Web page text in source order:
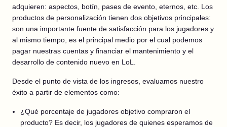
adquieren: aspectos, botín, pases de evento, eternos, etc. Los
productos de personalización tienen dos objetivos principales:
son una importante fuente de satisfacción para los jugadores y
al mismo tiempo, es el principal medio por el cual podemos
pagar nuestras cuentas y financiar el mantenimiento y el
desarrollo de contenido nuevo en LoL.
Desde el punto de vista de los ingresos, evaluamos nuestro
éxito a partir de elementos como:
¿Qué porcentaje de jugadores objetivo compraron el
producto? Es decir, los jugadores de quienes esperamos de